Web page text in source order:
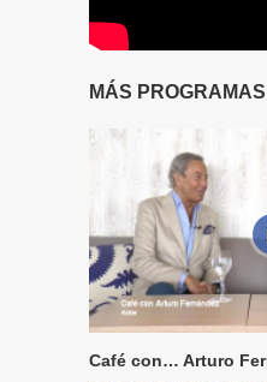
MÁS
Café con… Arturo